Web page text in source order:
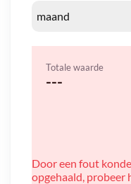
Totale waarde
---
Door een fout
opgehaald, probeer